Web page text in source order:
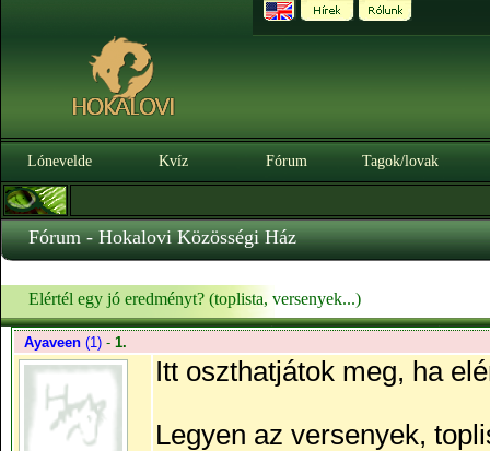
Lónevelde Kvíz Fórum Tagok/lovak
Fórum - Hokalovi Közösségi Ház
Elértél egy jó eredményt? (toplista, versenyek...)
Ayaveen(1) - 1.
Itt oszthatjátok meg, ha
Legyen az versenyek,